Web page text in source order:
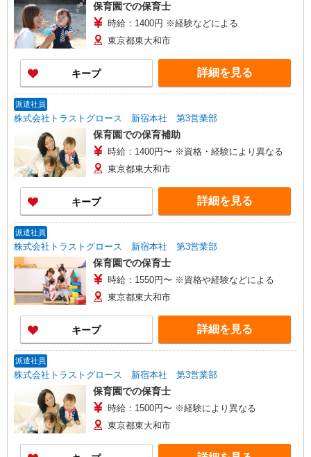
保育園での保育士
時給：1400円 ※経験などによる
東京都東大和市
キープ 詳細を見る
派遣社員
株式会社トラストグロース 新宿本社 第3営業部
保育園での保育補助
時給：1400円〜 ※資格・経験により異なる
東京都東大和市
キープ 詳細を見る
派遣社員
株式会社トラストグロース 新宿本社 第3営業部
保育園での保育士
時給：1550円〜 ※資格や経験などによる
東京都東大和市
キープ 詳細を見る
派遣社員
株式会社トラストグロース 新宿本社 第3営業部
保育園での保育士
時給：1500円〜 ※経験により異なる
東京都東大和市